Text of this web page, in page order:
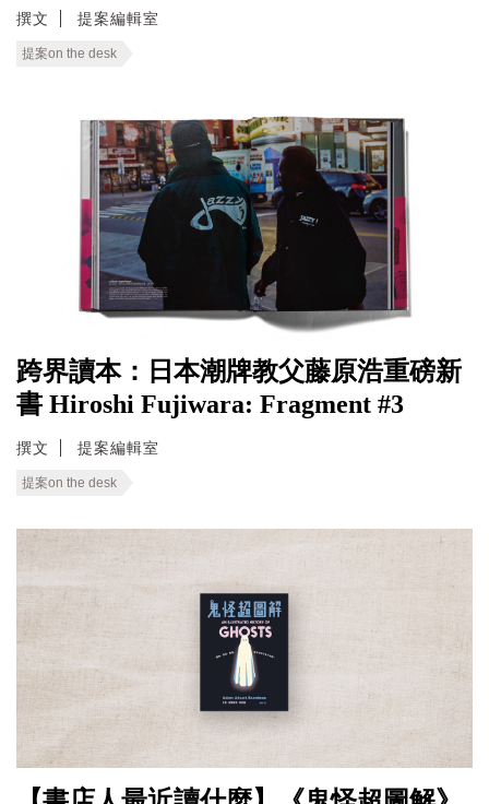
撰文 提案編輯室
提案on the desk
跨界讀本：日本潮牌教父藤原浩重磅新
書 Hiroshi Fujiwara: Fragment #3
撰文 提案編輯室
提案on the desk